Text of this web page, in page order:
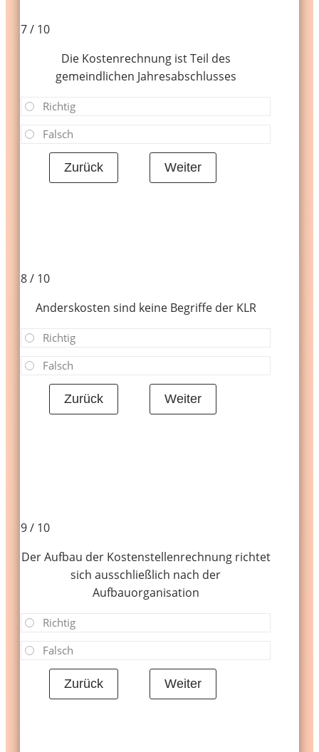
7 / 10
Die Kostenrechnung ist Teil des
gemeindlichen Jahresabschlusses
Richtig
Falsch
8 / 10
Anderskosten sind keine Begriffe der KLR
Richtig
Falsch
9 / 10
Der Aufbau der Kostenstellenrechnung richtet
sich ausschließlich nach der
Aufbauorganisation
Richtig
Falsch